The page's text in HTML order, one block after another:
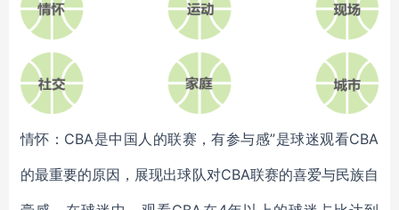
情怀：CBA是中国人的联赛，有参与感”是球迷观看CBA
的最重要的原因，展现出球队对CBA联赛的喜爱与民族自